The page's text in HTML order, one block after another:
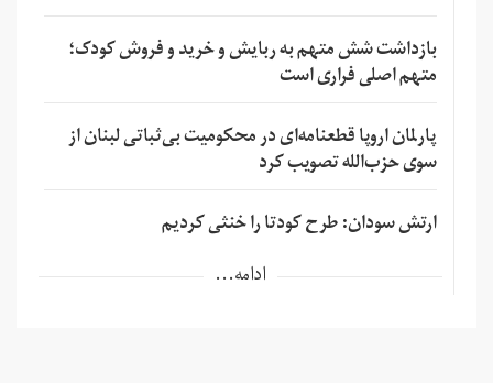
بازداشت شش متهم به ربایش و خرید و فروش کودک؛
متهم اصلی فراری است
پارلمان اروپا قطعنامه‌ای در محکومیت بی‌ثباتی لبنان از
سوی حزب‌الله تصویب کرد
ارتش سودان: طرح کودتا را خنثی کردیم
ادامه...